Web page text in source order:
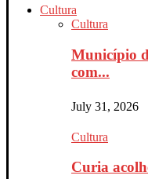
Cultura
Cultura
Município
com...
July 31, 2026
Cultura
Curia